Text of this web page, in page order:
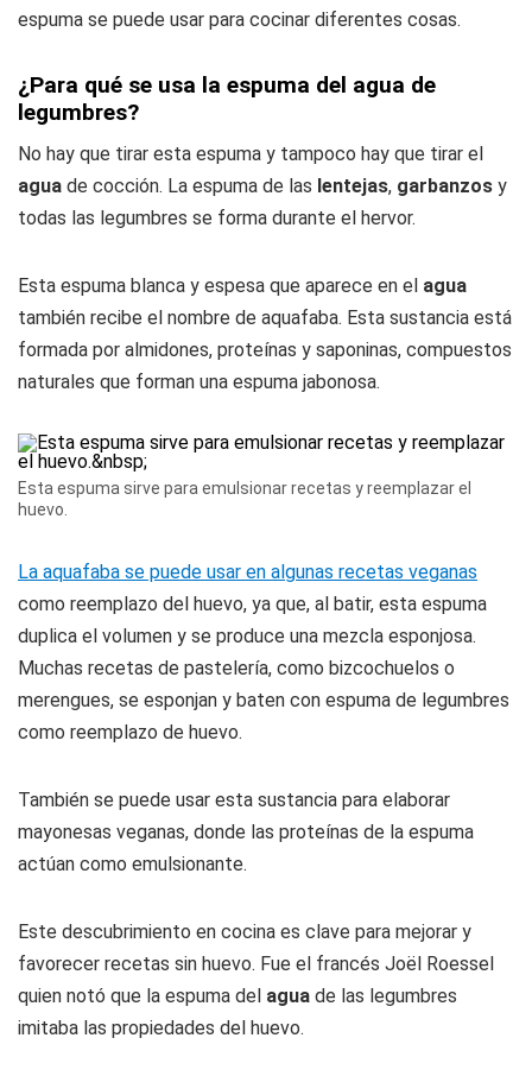
espuma se puede usar para cocinar diferentes cosas.
¿Para qué se usa la espuma del agua de
legumbres?
No hay que tirar esta espuma y tampoco hay que tirar el
agua de cocción. La espuma de las lentejas, garbanzos y
todas las legumbres se forma durante el hervor.
Esta espuma blanca y espesa que aparece en el agua
también recibe el nombre de aquafaba. Esta sustancia está
formada por almidones, proteínas y saponinas, compuestos
naturales que forman una espuma jabonosa.
Esta espuma sirve para emulsionar recetas y reemplazar el
huevo.
La aquafaba se puede usar en algunas recetas veganas
como reemplazo del huevo, ya que, al batir, esta espuma
duplica el volumen y se produce una mezcla esponjosa.
Muchas recetas de pastelería, como bizcochuelos o
merengues, se esponjan y baten con espuma de legumbres
como reemplazo de huevo.
También se puede usar esta sustancia para elaborar
mayonesas veganas, donde las proteínas de la espuma
actúan como emulsionante.
Este descubrimiento en cocina es clave para mejorar y
favorecer recetas sin huevo. Fue el francés Joël Roessel
quien notó que la espuma del agua de las legumbres
imitaba las propiedades del huevo.